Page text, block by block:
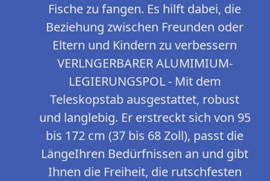
Fische zu fangen. Es hilft dabei, die
Beziehung zwischen Freunden oder
Eltern und Kindern zu verbessern
VERLNGERBARER ALUMIMIUM-
LEGIERUNGSPOL - Mit dem
Teleskopstab ausgestattet, robust
und langlebig. Er erstreckt sich von 95
bis 172 cm (37 bis 68 Zoll), passt die
LängeIhren Bedürfnissen an und gibt
Ihnen die Freiheit, die rutschfesten